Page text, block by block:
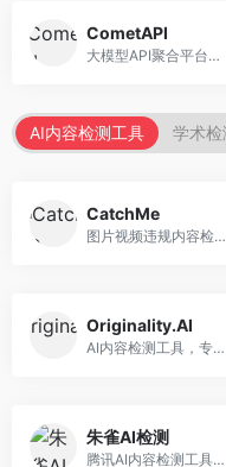
CometAPI
大模型API聚合平台，整合多种AI模型服务。面向开发者，提供统一接口、模型切换、监控分析等服务，API管理便捷。
AI内容检测工具 学术检
CatchMe
图片视频违规内容检测平台，专注于视觉内容安全。面向内容平台，提供图片审核、视频审核、直播监控等服务，视觉检测专业。
Originality.AI
AI内容检测工具，专注于内容原创性验证。面向内容创作者和出版商，提供AI检测、抄袭检测、批量分析等服务，检测精度高。
朱雀AI检测
腾讯AI内容检测工具，专注于中文内容识别。面向中文用户，提供AI内容检测、文本分析、报告生成等服务，中文检测专业。